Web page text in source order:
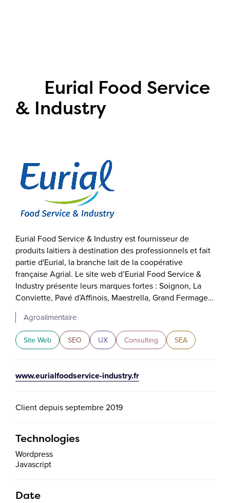
Eurial Food Service
& Industry
Eurial Food Service & Industry est fournisseur de
produits laitiers à destination des professionnels et fait
partie d'Eurial, la branche lait de la coopérative
française Agrial. Le site web d’Eurial Food Service &
Industry présente leurs marques fortes : Soignon, La
Conviette, Pavé d’Affinois, Maestrella, Grand Fermage…
Agroalimentaire
Site Web SEO UX Consulting SEA
www.eurialfoodservice-industry.fr
Client depuis septembre 2019
Technologies
Wordpress
Javascript
Date